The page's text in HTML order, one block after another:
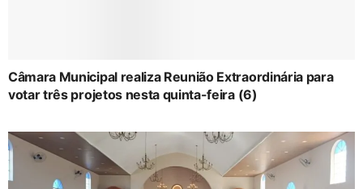
Câmara Municipal realiza Reunião Extraordinária para
votar três projetos nesta quinta-feira (6)